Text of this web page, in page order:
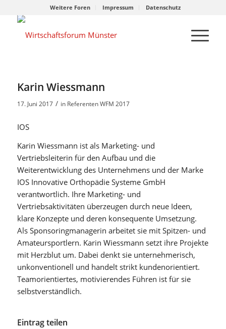
Weitere Foren Impressum Datenschutz
Karin Wiessmann
17. Juni 2017 / in Referenten WFM 2017
IOS
Karin Wiessmann ist als Marketing- und
Vertriebsleiterin für den Aufbau und die
Weiterentwicklung des Unternehmens und der Marke
IOS Innovative Orthopädie Systeme GmbH
verantwortlich. Ihre Marketing- und
Vertriebsaktivitäten überzeugen durch neue Ideen,
klare Konzepte und deren konsequente Umsetzung.
Als Sponsoringmanagerin arbeitet sie mit Spitzen- und
Amateursportlern. Karin Wiessmann setzt ihre Projekte
mit Herzblut um. Dabei denkt sie unternehmerisch,
unkonventionell und handelt strikt kundenorientiert.
Teamorientiertes, motivierendes Führen ist für sie
selbstverständlich.
Eintrag teilen